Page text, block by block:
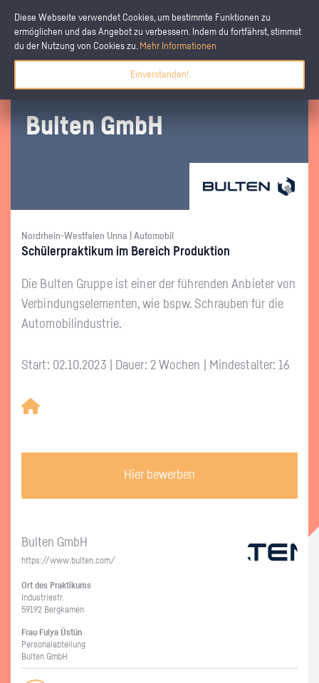
Diese Webseite verwendet Cookies, um bestimmte Funktionen zu
ermöglichen und das Angebot zu verbessern. Indem du fortfährst, stimmst
du der Nutzung von Cookies zu. Mehr Informationen
Einverstanden!
Bul­ten GmbH
Nordrhein-Westfalen Unna | Automobil
Schü­ler­prak­ti­kum im Be­reich Pro­duk­ti­on
Die Bul­ten Grup­pe ist einer der füh­ren­den An­bie­ter von
Ver­bin­dungs­ele­men­ten, wie bspw. Schrau­ben für die
Au­to­mo­bil­in­dus­trie.
Start: 02.10.2023 | Dauer: 2 Wochen | Mindestalter: 16
Hier bewerben
Bul­ten GmbH
https://​www.​bulten.​com/
Ort des Prak­ti­kums
In­dus­trie­str.
59192 Berg­ka­men
Frau Fulya Üstün
Per­so­nal­ab­tei­lung
Bul­ten GmbH